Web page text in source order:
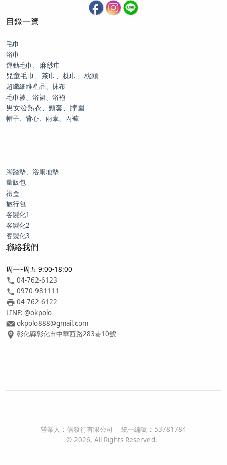
目錄一覽
毛巾
浴巾
運動毛巾
、麻紗巾
兒童毛巾、茶巾、枕巾、枕頭
超纖細維產品、抹布
毛巾被、浴裙、浴袍
男女發熱衣、頸套、脖圍
帽子、背心、雨傘、內褲
腳踏墊、浴廁地墊
量販包
禮盒
旅行包
客製化1
客製化2
客製化3
聯絡我們
周一~周五 9:00-18:00
04-762-6123
0970-981111
04-762-6122
LINE: @okpolo
okpolo888@gmail.com
彰化縣彰化市中華西路283巷10號
營業人： 信發行有限公司 統一編號： 53781784
© 2026, All Rights Reserved.